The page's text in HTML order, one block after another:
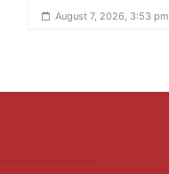
August 7, 2026, 3:53 pm